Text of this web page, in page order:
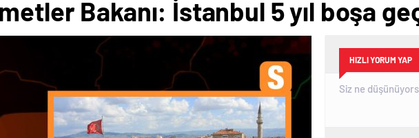
Bakanı: İstanbul 5 yıl boşa
HIZLI YORUM YAP